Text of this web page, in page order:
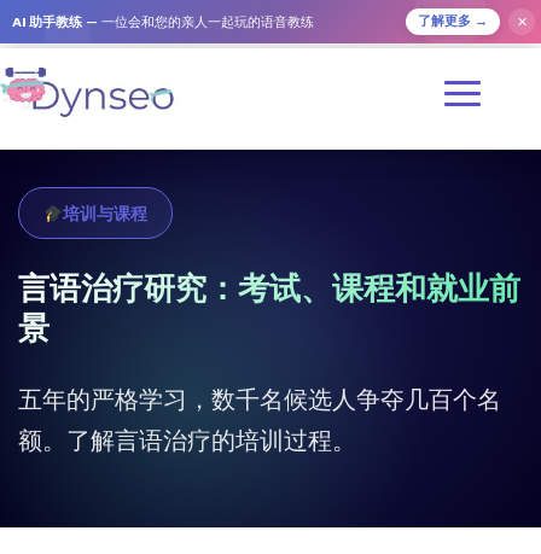
AI 助手教练 — 一位会和您的亲人一起玩的语音教练 了解更多 → ✕
培训与课程
言语治疗研究：考试、课程和就业前
景
五年的严格学习，数千名候选人争夺几百个名
额。了解言语治疗的培训过程。